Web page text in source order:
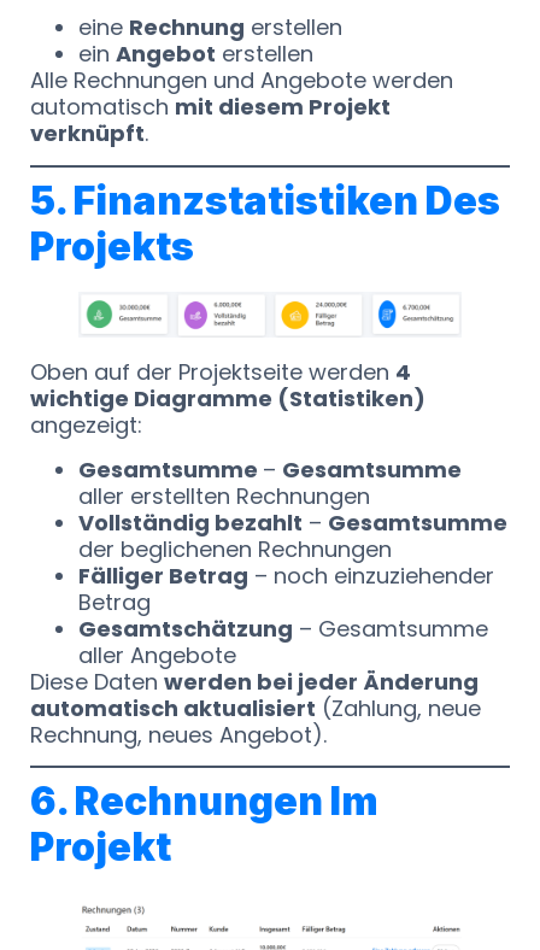
eine Rechnung erstellen
ein Angebot erstellen
Alle Rechnungen und Angebote werden
automatisch mit diesem Projekt
verknüpft.
5. Finanzstatistiken Des
Projekts
Oben auf der Projektseite werden 4
wichtige Diagramme (Statistiken)
angezeigt:
Gesamtsumme – Gesamtsumme
aller erstellten Rechnungen
Vollständig bezahlt – Gesamtsumme
der beglichenen Rechnungen
Fälliger Betrag – noch einzuziehender
Betrag
Gesamtschätzung – Gesamtsumme
aller Angebote
Diese Daten werden bei jeder Änderung
automatisch aktualisiert (Zahlung, neue
Rechnung, neues Angebot).
6. Rechnungen Im
Projekt